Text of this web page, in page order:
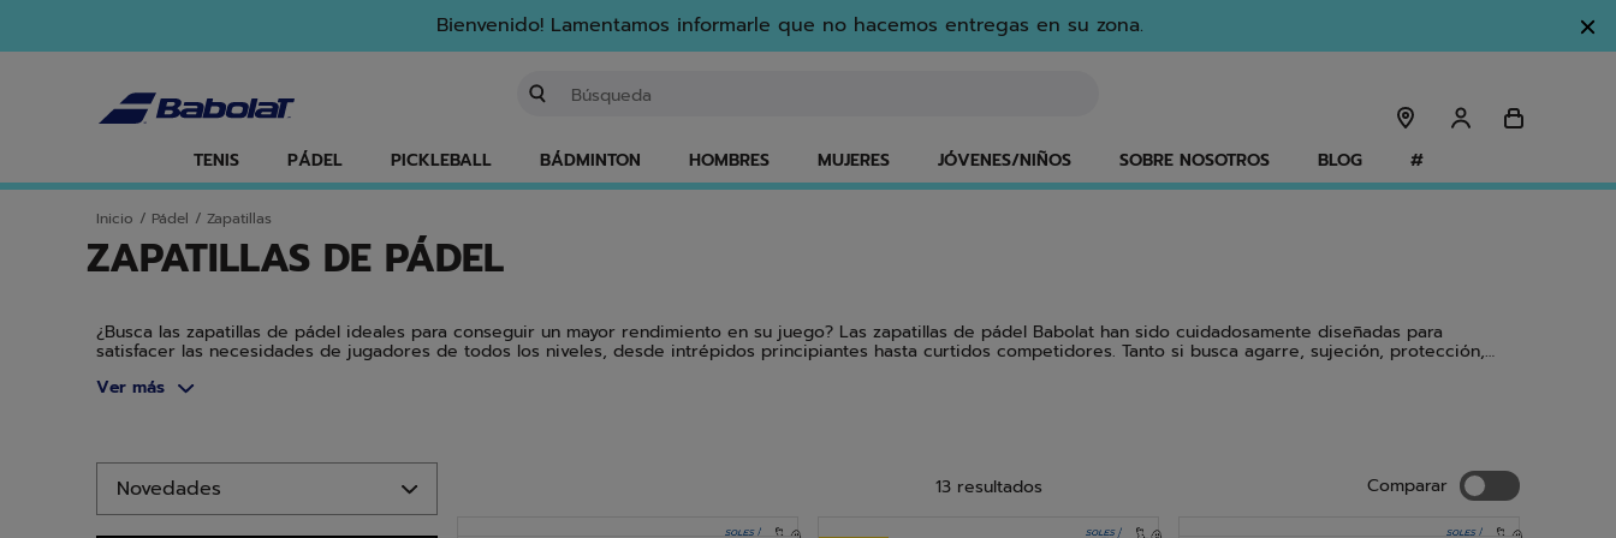
Bienvenido! Lamentamos informarle que no hacemos entregas en su zona.
TENIS PÁDEL PICKLEBALL BÁDMINTON HOMBRES MUJERES JÓVENES/NIÑOS SOBRE NOSOTROS BLOG #
Inicio / Pádel / Zapatillas
ZAPATILLAS DE PÁDEL
¿Busca las zapatillas de pádel ideales para conseguir un mayor rendimiento en su juego? Las zapatillas de pádel Babolat han sido cuidadosamente diseñadas para
satisfacer las necesidades de jugadores de todos los niveles, desde intrépidos principiantes hasta curtidos competidores. Tanto si busca agarre, sujeción, protección,
sino también para los jóvenes apasionados del pádel.
Ver más
Ir a los productos
13 resultados Comparar Comparar
ZAPATILLAS